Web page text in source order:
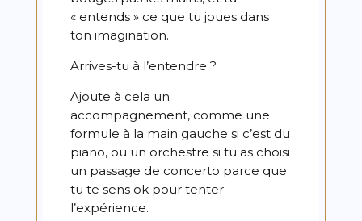
« entends » ce que tu joues dans
ton imagination.
Arrives-tu à l’entendre ?
Ajoute à cela un
accompagnement, comme une
formule à la main gauche si c’est du
piano, ou un orchestre si tu as choisi
un passage de concerto parce que
tu te sens ok pour tenter
l’expérience.